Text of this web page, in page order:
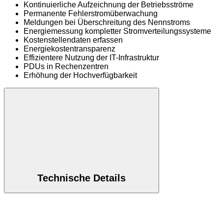
Kontinuierliche Aufzeichnung der Betriebsströme
Permanente Fehlerstromüberwachung
Meldungen bei Überschreitung des Nennstroms
Energiemessung kompletter Stromverteilungssysteme
Kostenstellendaten erfassen
Energiekostentransparenz
Effizientere Nutzung der IT-Infrastruktur
PDUs in Rechenzentren
Erhöhung der Hochverfügbarkeit
Technische Details